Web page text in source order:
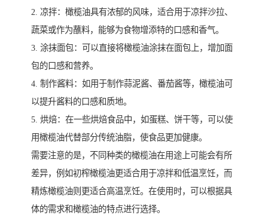
2. 凉拌：橄榄油具有浓郁的风味，适合用于凉拌沙拉、
蔬菜或作为蘸料，能够为食物增添特的口感和香气。
3. 涂抹面包：可以直接将橄榄油涂抹在面包上，增加面
包的口感和营养。
4. 制作酱料：如用于制作蒜泥酱、番茄酱等，橄榄油可
以提升酱料的口感和质地。
5. 烘焙：在一些烘焙食品中，如蛋糕、饼干等，可以使
用橄榄油代替部分传统油脂，使食品更加健康。
需要注意的是，不同种类的橄榄油在用途上可能会有所
差异，例如初榨橄榄油更适合用于凉拌和低温烹饪，而
精炼橄榄油则更适合高温烹饪。在使用时，可以根据具
体的需求和橄榄油的特点进行选择。